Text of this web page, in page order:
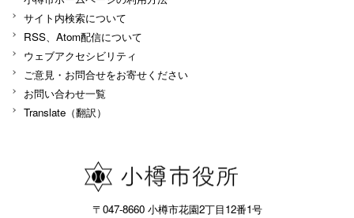
サイト内検索について
RSS、Atom配信について
ウェブアクセシビリティ
ご意見・お問合せをお寄せください
お問い合わせ一覧
Translate（翻訳）
〒047-8660 小樽市花園2丁目12番1号